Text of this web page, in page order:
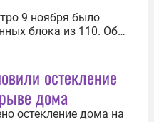
9 ноября было
блока из 110. Об
объявил вице-мэр
что работы
планируется к концу
также идёт
взрыве...
остекление
дома
остекление дома на